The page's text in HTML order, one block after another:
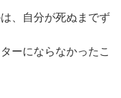
、自分が死ぬまでず
ーにならなかったこ